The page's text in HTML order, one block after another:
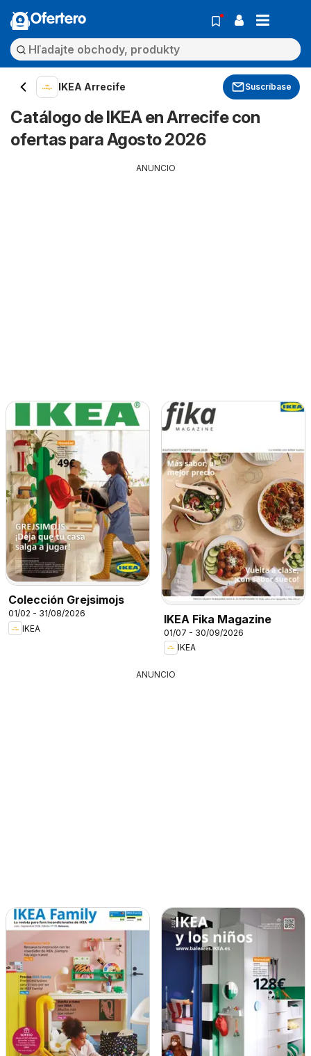
Ofertero
IKEA Arrecife Suscríbase
Catálogo de IKEA en Arrecife con
ofertas para Agosto 2026
ANUNCIO
Colección Grejsimojs
01/02 - 31/08/2026
IKEA
IKEA Fika Magazine
01/07 - 30/09/2026
IKEA
ANUNCIO